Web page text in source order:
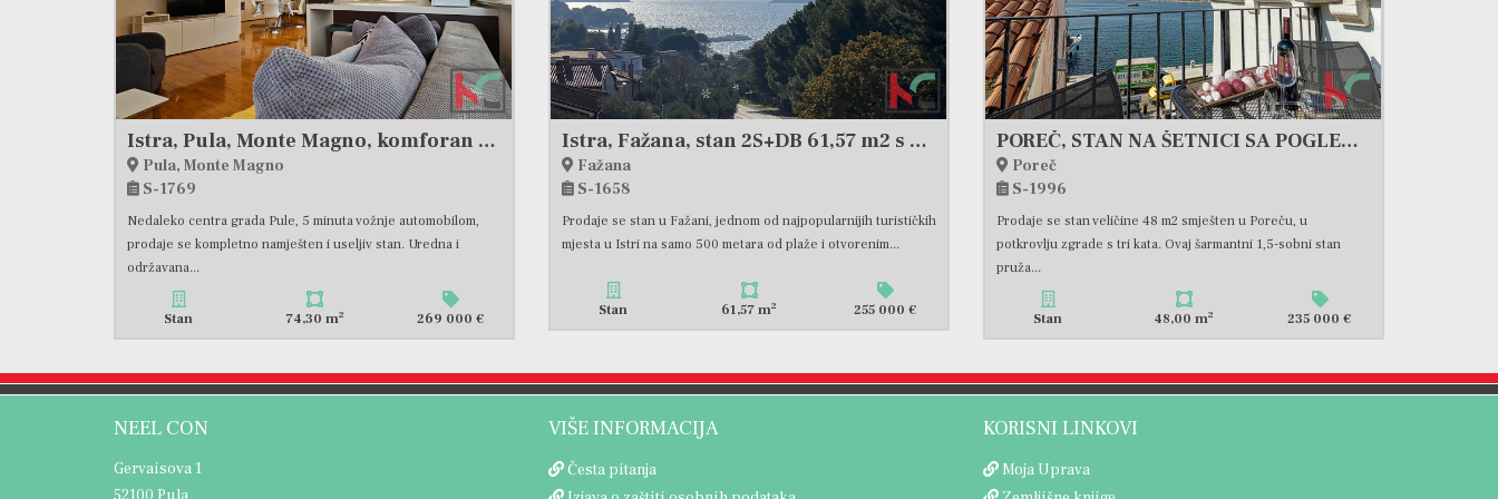
Istra, Pula, Monte Magno, komforan stan 1SS+DB sa terasom 74,30 m2, bazen, #prodaja
Pula, Monte Magno
S-1769
Nedaleko centra grada Pule, 5 minuta vožnje automobilom,
prodaje se kompletno namješten i useljiv stan. Uredna i
održavana...
Stan 74,30 m2 269 000 €
Istra, Fažana, stan 2S+DB 61,57 m2 s pogledom na more, #prodaja
Fažana
S-1658
Prodaje se stan u Fažani, jednom od najpopularnijih turističkih
mjesta u Istri na samo 500 metara od plaže i otvorenim...
Stan 61,57 m2 255 000 €
POREČ, STAN NA ŠETNICI SA POGLEDOM NA MORE #PRODAJA
Poreč
S-1996
Prodaje se stan veličine 48 m2 smješten u Poreču, u
potkrovlju zgrade s tri kata. Ovaj šarmantni 1,5-sobni stan
pruža...
Stan 48,00 m2 235 000 €
NEEL CON
Gervaisova 1
VIŠE INFORMACIJA
Česta pitanja
KORISNI LINKOVI
Moja Uprava